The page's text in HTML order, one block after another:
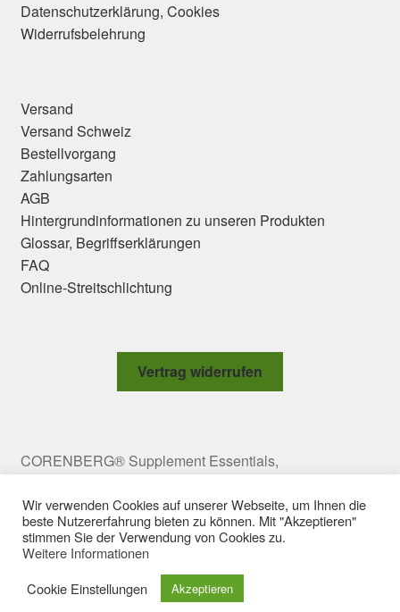
Datenschutzerklärung, Cookies
Widerrufsbelehrung
Versand
Versand Schweiz
Bestellvorgang
Zahlungsarten
AGB
Hintergrundinformationen zu unseren Produkten
Glossar, Begriffserklärungen
FAQ
Online-Streitschlichtung
Vertrag widerrufen
CORENBERG® Supplement Essentials,
office@corenberg.com Copyright © 2009-2025
CORENBERG e.U. All rights reserved.
Wir verwenden Cookies auf unserer Webseite, um Ihnen die
beste Nutzererfahrung bieten zu können. Mit "Akzeptieren"
stimmen Sie der Verwendung von Cookies zu.
Weitere Informationen
Cookie Einstellungen
Akzeptieren